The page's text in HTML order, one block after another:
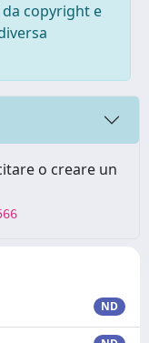
copyright e
o creare un
ND